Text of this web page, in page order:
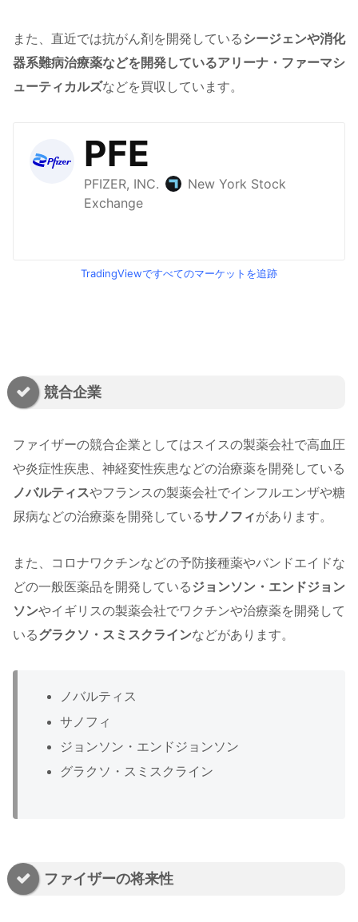
また、直近では抗がん剤を開発している シージェンや消化
器系難病治療薬などを開発しているアリーナ・ファーマシ
ューティカルズなどを買収しています。
TradingViewですべてのマーケットを追跡
競合企業
ファイザーの競合企業としてはスイスの製薬会社で高血圧
や炎症性疾患、神経変性疾患などの治療薬を開発している
ノバルティスやフランスの製薬会社でインフルエンザや糖
尿病などの治療薬を開発しているサノフィがあります。
また、コロナワクチンなどの予防接種薬やバンドエイドな
どの一般医薬品を開発しているジョンソン・エンドジョン
ソンやイギリスの製薬会社でワクチンや治療薬を開発して
いるグラクソ・スミスクラインなどがあります。
ノバルティス
サノフィ
ジョンソン・エンドジョンソン
グラクソ・スミスクライン
ファイザーの将来性